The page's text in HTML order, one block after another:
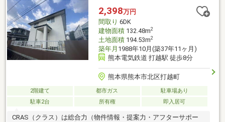
2,398万円
間取り 6DK
建物面積132.48m2
土地面積194.53m2
築年月 1988年10月(築37年11ヶ月)
熊本電気鉄道 打越駅 徒歩8分
熊本県熊本市北区打越町
2階建て 都市ガス
駐車場あり
駐車2台
所有権 即入居可
CRAS（クラス）は総合力（物件情報・提案力・アフターサポー